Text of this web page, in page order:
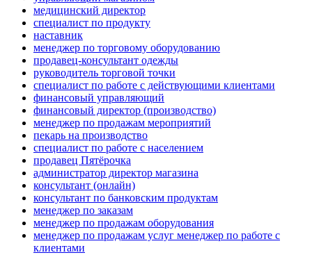
медицинский директор
специалист по продукту
наставник
менеджер по торговому оборудованию
продавец-консультант одежды
руководитель торговой точки
специалист по работе с действующими клиентами
финансовый управляющий
финансовый директор (производство)
менеджер по продажам мероприятий
пекарь на производство
специалист по работе с населением
продавец Пятёрочка
администратор директор магазина
консультант (онлайн)
консультант по банковским продуктам
менеджер по заказам
менеджер по продажам оборудования
менеджер по продажам услуг менеджер по работе с
клиентами